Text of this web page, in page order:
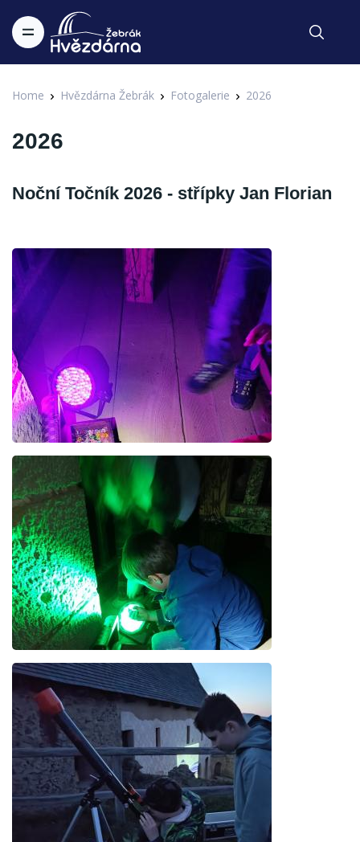
Home Hvězdárna Žebrák Fotogalerie 2026
2026
Noční Točník 2026 - střípky Jan Florian